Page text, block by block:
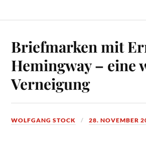
Briefmarken mit
Hemingway – eine
Verneigung
WOLFGANG STOCK 28. NOVEMBER